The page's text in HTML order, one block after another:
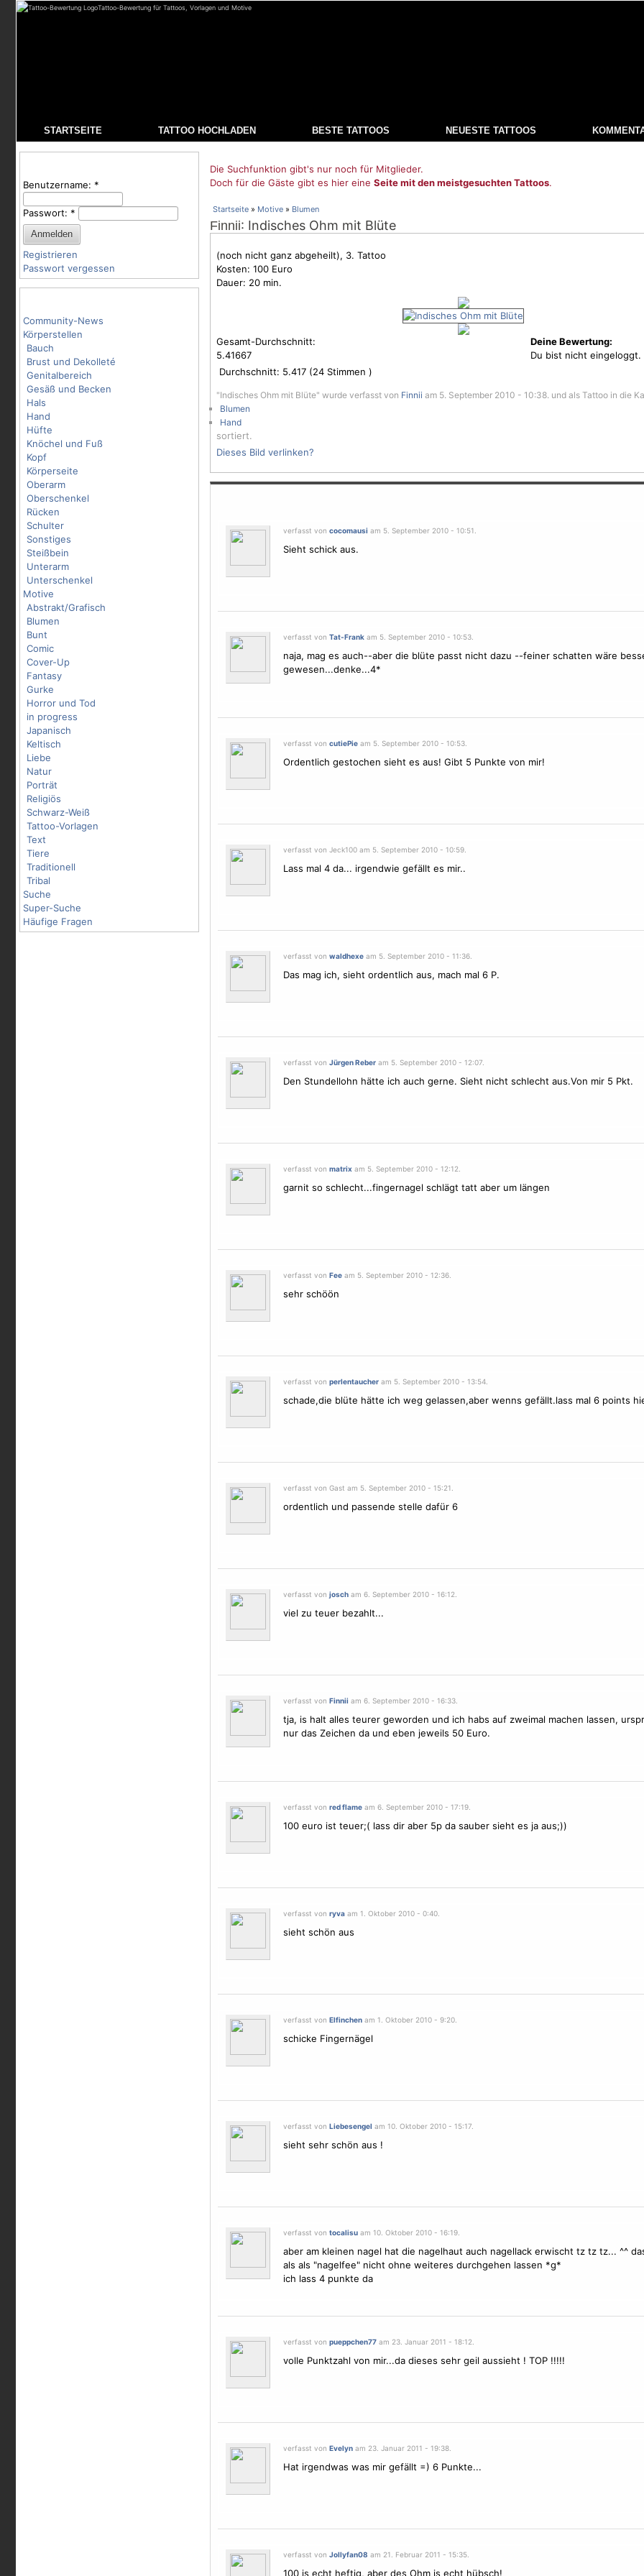
Tattoo-Bewertung für Tattoos, Vorlagen und Motive
STARTSEITE TATTOO HOCHLADEN BESTE TATTOOS NEUESTE TATTOOS
Benutzername: *
Passwort: *
Registrieren
Passwort vergessen
Community-News
Körperstellen
Bauch
Brust und Dekolleté
Genitalbereich
Gesäß und Becken
Hals
Hand
Hüfte
Knöchel und Fuß
Kopf
Körperseite
Oberarm
Oberschenkel
Rücken
Schulter
Sonstiges
Steißbein
Unterarm
Unterschenkel
Motive
Abstrakt/Grafisch
Blumen
Bunt
Comic
Cover-Up
Fantasy
Gurke
Horror und Tod
in progress
Japanisch
Keltisch
Liebe
Natur
Porträt
Religiös
Schwarz-Weiß
Tattoo-Vorlagen
Text
Tiere
Traditionell
Tribal
Suche
Super-Suche
Häufige Fragen
Die Suchfunktion gibt's nur noch für Mitglieder.
Doch für die Gäste gibt es hier eine Seite mit den meistgesuchten Tattoos.
Startseite » Motive » Blumen
Finnii: Indisches Ohm mit Blüte
(noch nicht ganz abgeheilt), 3. Tattoo
Kosten: 100 Euro
Dauer: 20 min.
Gesamt-Durchschnitt:
5.41667
Durchschnitt: 5.417 (24 Stimmen )
Deine Bewertung:
Du bist nicht eingeloggt.
"Indisches Ohm mit Blüte" wurde verfasst von Finnii am 5. September 2010 - 10:38. und als Tattoo in die
Blumen
Hand
sortiert.
Dieses Bild verlinken?
verfasst von cocomausi am 5. September 2010 - 10:51.
Sieht schick aus.
verfasst von Tat-Frankam 5. September 2010 - 10:53.
naja, mag es auch--aber die blüte passt nicht dazu --feiner schatten wäre
gewesen...denke...4*
verfasst von cutiePieam 5. September 2010 - 10:53.
Ordentlich gestochen sieht es aus! Gibt 5 Punkte von mir!
verfasst von Jeck100 am 5. September 2010 - 10:59.
Lass mal 4 da... irgendwie gefällt es mir..
verfasst von waldhexeam 5. September 2010 - 11:36.
Das mag ich, sieht ordentlich aus, mach mal 6 P.
verfasst von Jürgen Reberam 5. September 2010 - 12:07.
Den Stundellohn hätte ich auch gerne. Sieht nicht schlecht aus.Von mir 5 Pkt.
verfasst von matrixam 5. September 2010 - 12:12.
garnit so schlecht...fingernagel schlägt tatt aber um längen
verfasst von Feeam 5. September 2010 - 12:36.
sehr schöön
verfasst von perlentaucheram 5. September 2010 - 13:54.
schade,die blüte hätte ich weg gelassen,aber wenns gefällt.lass mal 6 points
verfasst von Gast am 5. September 2010 - 15:21.
ordentlich und passende stelle dafür 6
verfasst von joscham 6. September 2010 - 16:12.
viel zu teuer bezahlt...
verfasst von Finnii am 6. September 2010 - 16:33.
tja, is halt alles teurer geworden und ich habs auf zweimal machen lassen,
nur das Zeichen da und eben jeweils 50 Euro.
verfasst von red flameam 6. September 2010 - 17:19.
100 euro ist teuer;( lass dir aber 5p da sauber sieht es ja aus;))
verfasst von ryvaam 1. Oktober 2010 - 0:40.
sieht schön aus
verfasst von Elfinchenam 1. Oktober 2010 - 9:20.
schicke Fingernägel
verfasst von Liebesengel am 10. Oktober 2010 - 15:17.
sieht sehr schön aus !
verfasst von tocalisuam 10. Oktober 2010 - 16:19.
aber am kleinen nagel hat die nagelhaut auch nagellack erwischt tz tz tz... ^^
als als "nagelfee" nicht ohne weiteres durchgehen lassen *g*
ich lass 4 punkte da
verfasst von pueppchen77am 23. Januar 2011 - 18:12.
volle Punktzahl von mir...da dieses sehr geil aussieht ! TOP !!!!!
verfasst von Evelynam 23. Januar 2011 - 19:38.
Hat irgendwas was mir gefällt =) 6 Punkte...
verfasst von Jollyfan08 am 21. Februar 2011 - 15:35.
100 is echt heftig, aber des Ohm is echt hübsch!